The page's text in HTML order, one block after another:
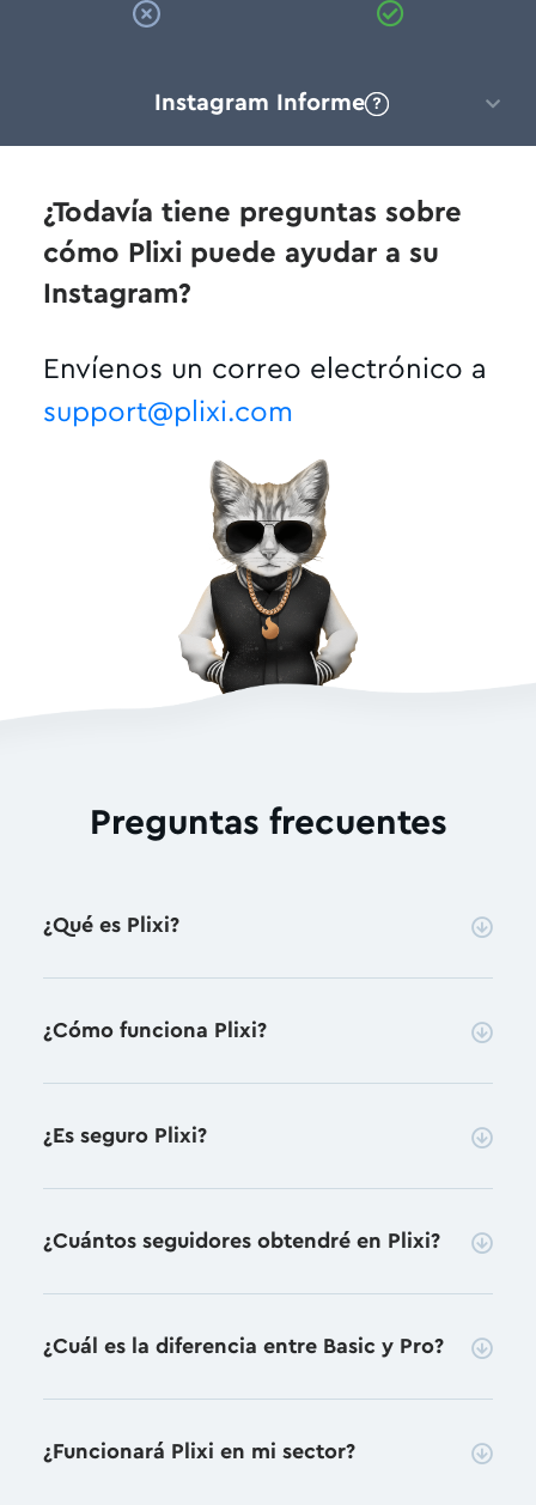
Instagram Informe
¿Todavía tiene preguntas sobre
cómo Plixi puede ayudar a su
Instagram?
Envíenos un correo electrónico a
support@plixi.com
Preguntas frecuentes
¿Qué es Plixi?
¿Cómo funciona Plixi?
¿Es seguro Plixi?
¿Cuántos seguidores obtendré en Plixi?
¿Cuál es la diferencia entre Basic y Pro?
¿Funcionará Plixi en mi sector?